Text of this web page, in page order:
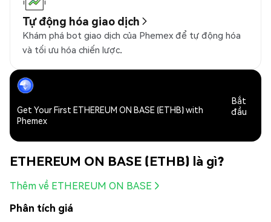
Tự động hóa giao dịch
Khám phá bot giao dịch của Phemex để tự động hóa
và tối ưu hóa chiến lược.
Get Your First ETHEREUM ON BASE (ETHB) with
Phemex
Bắt
đầu
ETHEREUM ON BASE (ETHB) là gì?
Thêm về ETHEREUM ON BASE
Phân tích giá